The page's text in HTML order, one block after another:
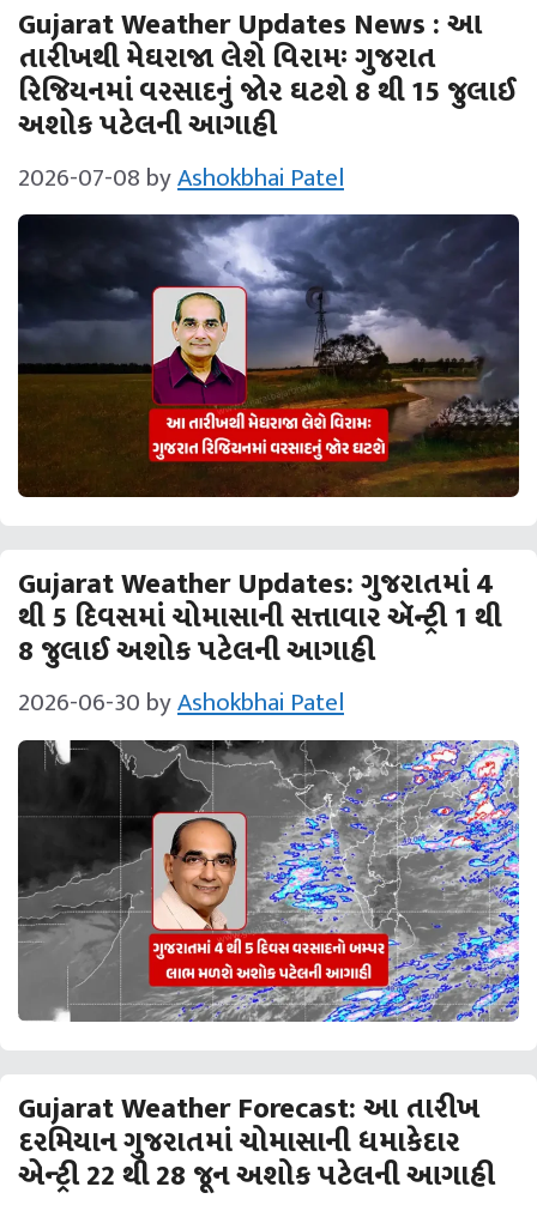
Gujarat Weather Updates News : આ
તારીખથી મેઘરાજા લેશે વિરામઃ ગુજરાત
રિજિયનમાં વરસાદનું જોર ઘટશે 8 થી 15 જુલાઈ
અશોક પટેલની આગાહી
2026-07-08 byAshokbhai Patel
Gujarat Weather Updates: ગુજરાતમાં 4
થી 5 દિવસમાં ચોમાસાની સત્તાવાર ઍન્ટ્રી 1 થી
8 જુલાઈ અશોક પટેલની આગાહી
2026-06-30 byAshokbhai Patel
Gujarat Weather Forecast: આ તારીખ
દરમિયાન ગુજરાતમાં ચોમાસાની ધમાકેદાર
એન્‍ટ્રી 22 થી 28 જૂન અશોક પટેલની આગાહી